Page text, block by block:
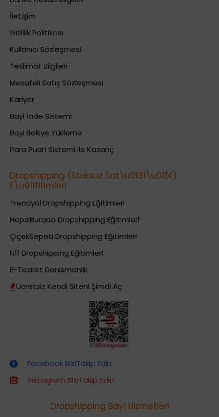
İletişim
Gizlilik Politikası
Kullanıcı Sözleşmesi
Teslimat Bilgileri
Mesafeli Satış Sözleşmesi
Kariyer
Bayi İade Sistemi
Bayi Bakiye Yükleme
Para Puan Sistemi ile Kazanç
Dropshipping (Stoksuz Sat\u0131\u015f)
E\u011fitimleri
Trendyol Dropshipping Eğitimleri
HepsiBurada Dropshipping Eğitimleri
ÇiçekSepeti Dropshipping Eğitimleri
N11 Dropshipping Eğitimleri
E-Ticaret Danismanlik
Ücretsiz Kendi Siteni Şimdi Aç
Facebook BiziTakip Edin
İnstagram BiziTakip Edin
Dropshipping Bayi Hizmetleri